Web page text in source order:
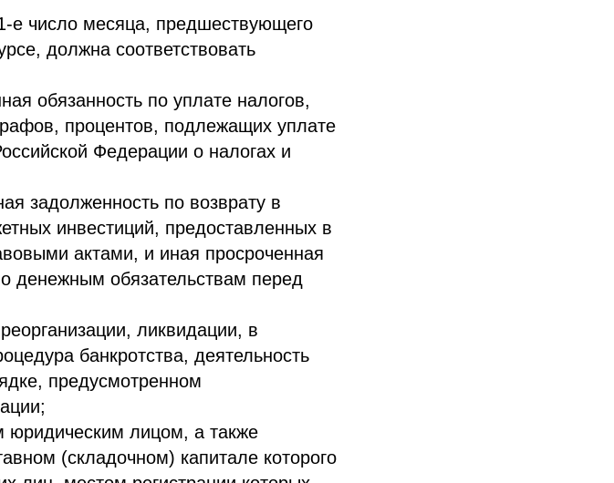
е число месяца, предшествующего
должна соответствовать
обязанность по уплате налогов,
процентов, подлежащих уплате
Федерации о налогах и
задолженность по возврату в
инвестиций, предоставленных в
актами, и иная просроченная
денежным обязательствам перед
ликвидации, в
банкротства, деятельность
предусмотренном
юридическим лицом, а также
(складочном) капитале которого